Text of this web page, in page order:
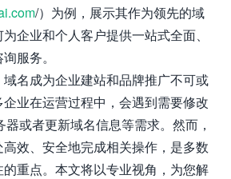
/）为例，展示其作为领先的域
企业和个人客户提供一站式全面、
服务。
名成为企业建站和品牌推广不可或
业在运营过程中，会遇到需要修改
或者更新域名信息等需求。然而，
高效、安全地完成相关操作，是多数
重点。本文将以专业视角，为您解